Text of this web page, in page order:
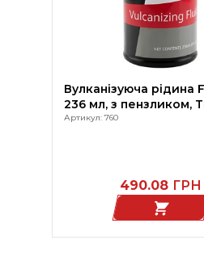
Вулканізуюча рідина
236 мл, з пензликом,
Артикул: 760
490.08 ГРН